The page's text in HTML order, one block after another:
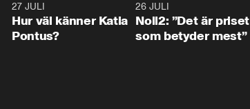
0:15
0:46
27 JULI
Hur väl känner Katia
Pontus?
26 JULI
Noll2: ”Det är priset
som betyder mest”